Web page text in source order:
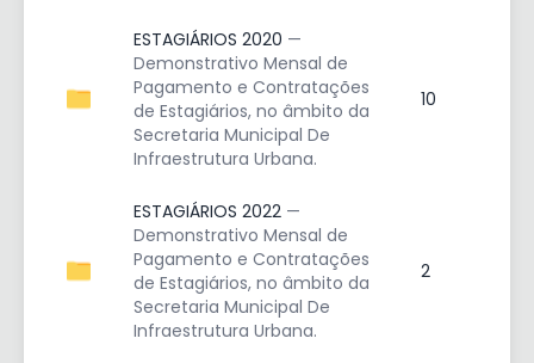
ESTAGIÁRIOS 2020 —
Demonstrativo Mensal de
Pagamento e Contratações
de Estagiários, no âmbito da
Secretaria Municipal De
Infraestrutura Urbana.
10
ESTAGIÁRIOS 2022 —
Demonstrativo Mensal de
Pagamento e Contratações
de Estagiários, no âmbito da
Secretaria Municipal De
Infraestrutura Urbana.
2